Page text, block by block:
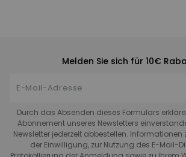
Melden Sie sich für 10€
Durch das Absenden dieses Formulars
Abonnement unseres Newsletters
Newsletter jederzeit abbestellen. Informationen
der Einwilligung, zur Nutzung des E-Mail-